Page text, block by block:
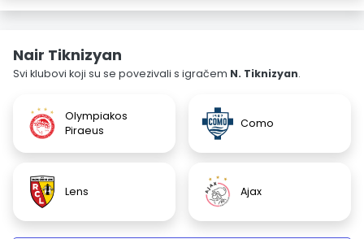
Nair Tiknizyan
Svi klubovi koji su se povezivali s igračem N. Tiknizyan.
Olympiakos
Piraeus
Como
Lens Ajax